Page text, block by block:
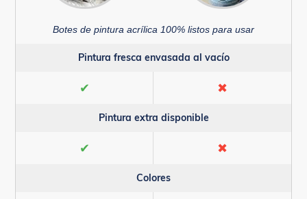
Botes de pintura acrílica 100% listos para usar
Pintura fresca envasada al vacío
✔ ✖
Pintura extra disponible
✔ ✖
Colores